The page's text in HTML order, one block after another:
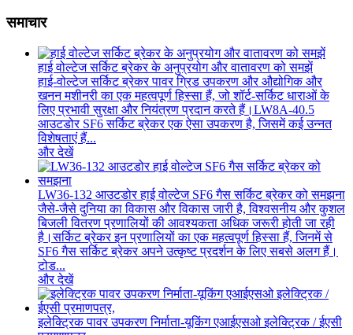
समाचार
हाई वोल्टेज सर्किट ब्रेकर के अनुप्रयोग और वातावरण को समझें
हाई-वोल्टेज सर्किट ब्रेकर पावर ग्रिड उपकरण और औद्योगिक और
खनन मशीनरी का एक महत्वपूर्ण हिस्सा हैं, जो शॉर्ट-सर्किट धाराओं के
लिए प्रभावी सुरक्षा और नियंत्रण प्रदान करते हैं।LW8A-40.5
आउटडोर SF6 सर्किट ब्रेकर एक ऐसा उपकरण है, जिसमें कई उन्नत
विशेषताएं हैं...
और देखें
LW36-132 आउटडोर हाई वोल्टेज SF6 गैस सर्किट ब्रेकर को समझना
जैसे-जैसे दुनिया का विकास और विकास जारी है, विश्वसनीय और कुशल
बिजली वितरण प्रणालियों की आवश्यकता अधिक जरूरी होती जा रही
है।सर्किट ब्रेकर इन प्रणालियों का एक महत्वपूर्ण हिस्सा हैं, जिनमें से
SF6 गैस सर्किट ब्रेकर अपने उत्कृष्ट प्रदर्शन के लिए सबसे अलग हैं।
टोड...
और देखें
इलेक्ट्रिक पावर उपकरण निर्माता-यूकिंग एआईएसओ इलेक्ट्रिक / ईएसी